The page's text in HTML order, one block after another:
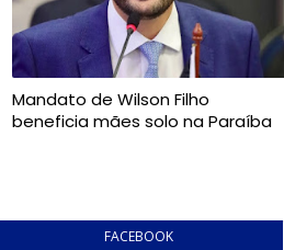
Mandato de Wilson Filho
beneficia mães solo na Paraíba
FACEBOOK